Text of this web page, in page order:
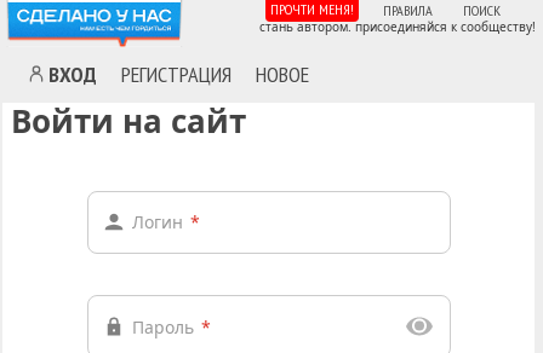
ВХОД РЕГИСТРАЦИЯ НОВОЕ
ПРОЧТИ МЕНЯ! ПРАВИЛА ПОИСК
стань автором. присоединяйся к сообществу!
Войти на сайт
Логин *
Пароль *